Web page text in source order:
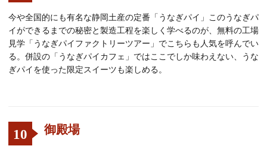
今や全国的にも有名な静岡土産の定番「うなぎパイ」このうなぎパ
イができるまでの秘密と製造工程を楽しく学べるのが、無料の工場
見学「うなぎパイファクトリーツアー」でこちらも人気を呼んでい
る。併設の「うなぎパイカフェ」ではここでしか味わえない、うな
ぎパイを使った限定スイーツも楽しめる。
10 御殿場